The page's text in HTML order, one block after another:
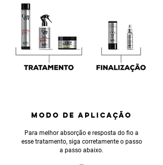
MODO DE APLICAÇÃO
Para melhor absorção e resposta do fio a
esse tratamento, siga corretamente o passo
a passo abaixo.